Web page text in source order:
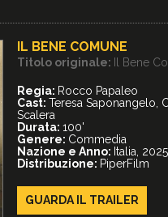
IL BENE COMUNE
Titolo originale: Il Bene
Regia: Rocco Papaleo
Cast: Teresa Saponangelo,
Scalera
Durata: 100'
Genere: Commedia
Nazione e Anno: Italia, 2025
Distribuzione: PiperFilm
GUARDA IL TRAILER